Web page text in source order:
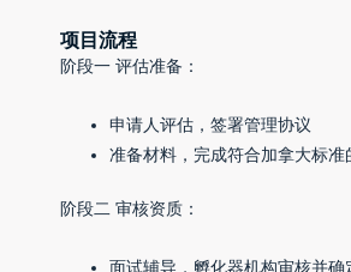
项目流程
阶段一 评估准备：
申请人评估，签署管理协议
准备材料，完成符合加拿大标准
阶段二 审核资质：
面试辅导，孵化器机构审核并确